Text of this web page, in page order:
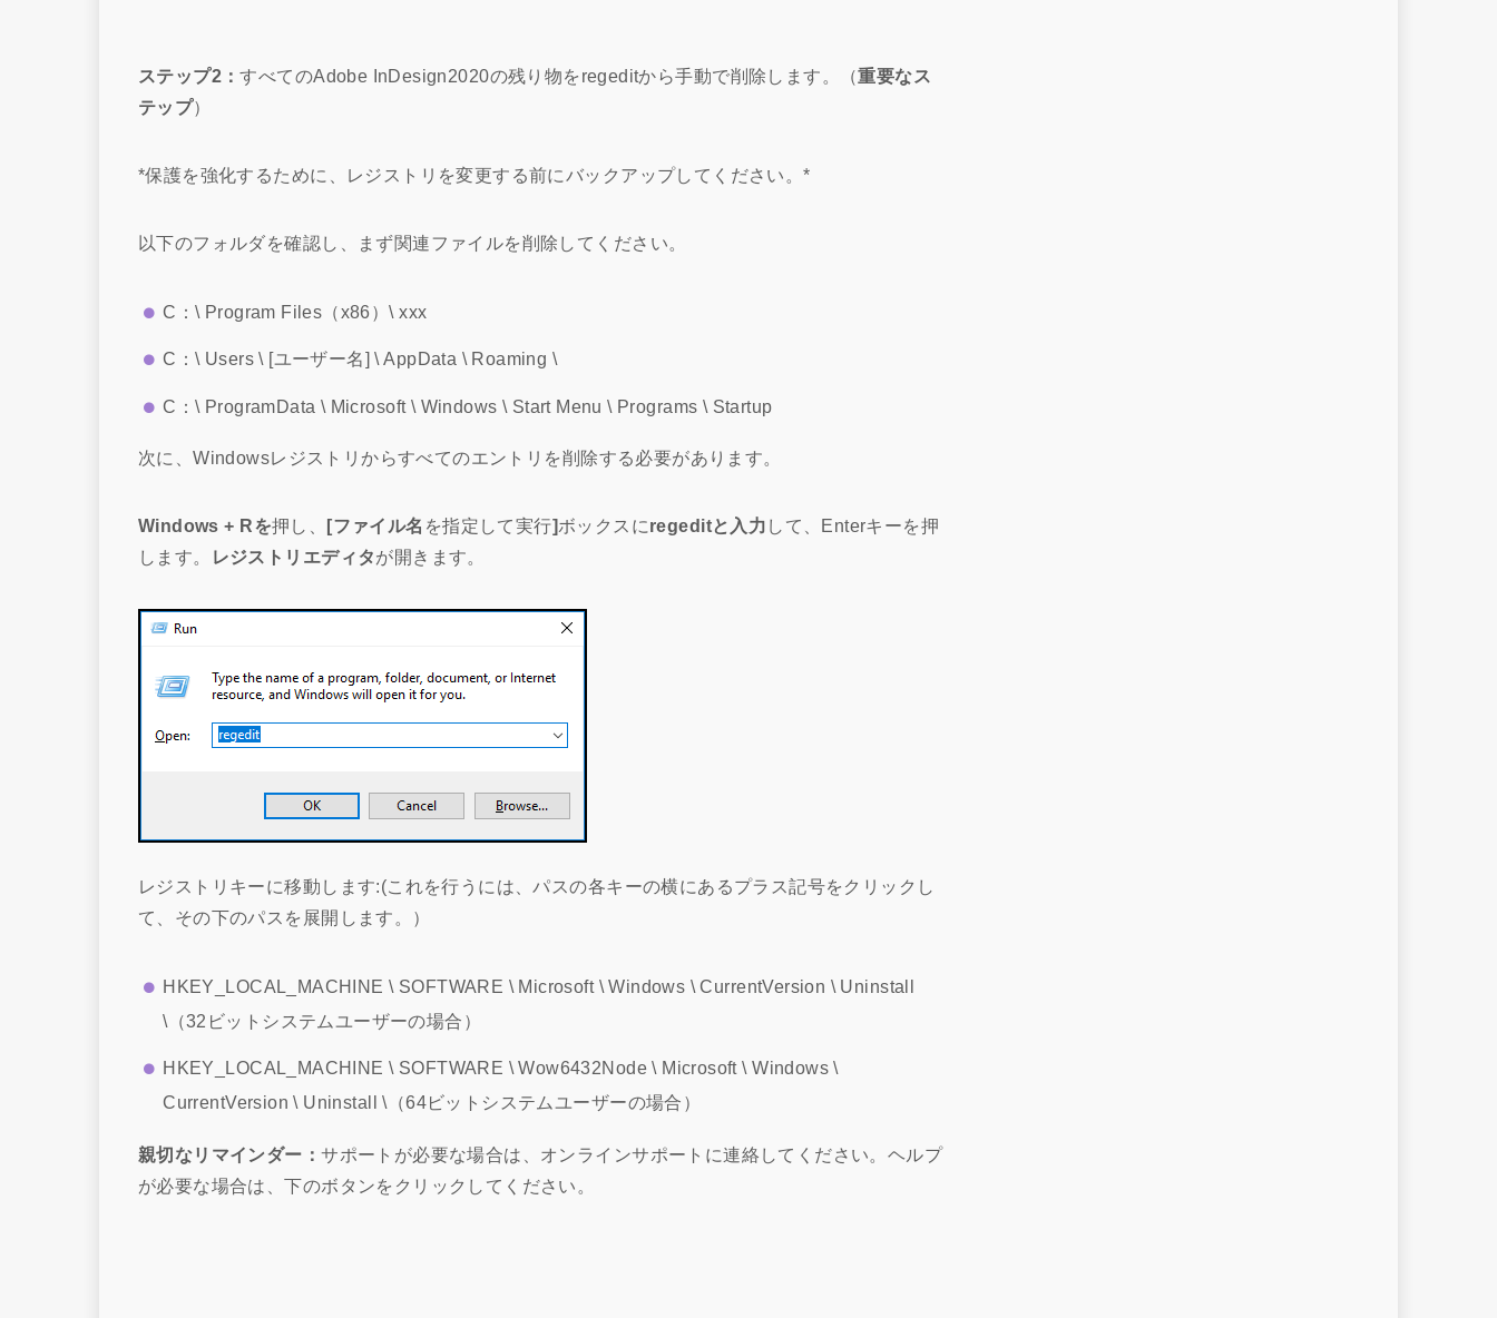
ステップ2：すべてのAdobe InDesign2020の残り物をregeditから手動で削除します。（重要なス
テップ）
*保護を強化するために、レジストリを変更する前にバックアップしてください。*
以下のフォルダを確認し、まず関連ファイルを削除してください。
C：\ Program Files（x86）\ xxx
C：\ Users \ [ユーザー名] \ AppData \ Roaming \
C：\ ProgramData \ Microsoft \ Windows \ Start Menu \ Programs \ Startup
次に、Windowsレジストリからすべてのエントリを削除する必要があります。
Windows + Rを押し、 [ファイル名 を指定して実行]ボックスにregeditと入力 して、Enterキーを押
します。
レジストリエディタが開きます。
レジストリキーに移動します:(これを行うには、パスの各キーの横にあるプラス記号をクリックし
て、その下のパスを展開します。）
HKEY_LOCAL_MACHINE \ SOFTWARE \ Microsoft \ Windows \ CurrentVersion \ Uninstall
\（32ビットシステムユーザーの場合）
HKEY_LOCAL_MACHINE \ SOFTWARE \ Wow6432Node \ Microsoft \ Windows \
CurrentVersion \ Uninstall \（64ビットシステムユーザーの場合）
親切なリマインダー：サポートが必要な場合は、オンラインサポートに連絡してください。ヘルプ
が必要な場合は、下のボタンをクリックしてください。